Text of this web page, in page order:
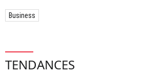
Business
TENDANCES